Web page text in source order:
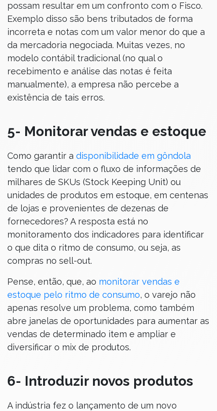
possam resultar em um confronto com o Fisco.
Exemplo disso são bens tributados de forma
incorreta e notas com um valor menor do que a
da mercadoria negociada. Muitas vezes, no
modelo contábil tradicional (no qual o
recebimento e análise das notas é feita
manualmente), a empresa não percebe a
existência de tais erros.
5- Monitorar vendas e estoque
Como garantir a disponibilidade em gôndola
tendo que lidar com o fluxo de informações de
milhares de SKUs (Stock Keeping Unit) ou
unidades de produtos em estoque, em centenas
de lojas e provenientes de dezenas de
fornecedores? A resposta está no
monitoramento dos indicadores para identificar
o que dita o ritmo de consumo, ou seja, as
compras no sell-out.
Pense, então, que, ao monitorar vendas e
estoque pelo ritmo de consumo, o varejo não
apenas resolve um problema, como também
abre janelas de oportunidades para aumentar as
vendas de determinado item e ampliar e
diversificar o mix de produtos.
6- Introduzir novos produtos
A indústria fez o lançamento de um novo